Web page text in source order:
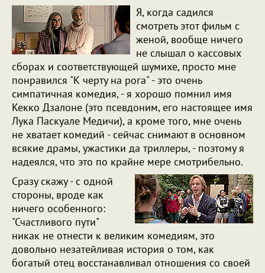
Я, когда садился
смотреть этот фильм с
женой, вообще ничего
не слышал о кассовых
сборах и соответствующей шумихе, просто мне
понравился "К черту на рога" - это очень
симпатичная комедия, - я хорошо помнил имя
Кекко Дзалоне (это псевдоним, его настоящее имя
Лука Паскуале Медичи), а кроме того, мне очень
не хватает комедий - сейчас снимают в основном
всякие драмы, ужастики да триллеры, - поэтому я
надеялся, что это по крайне мере смотрибельно.
Сразу скажу - с одной
стороны, вроде как
ничего особенного:
"Счастливого пути"
никак не отнести к великим комедиям, это
довольно незатейливая история о том, как
богатый отец восстанавливал отношения со своей